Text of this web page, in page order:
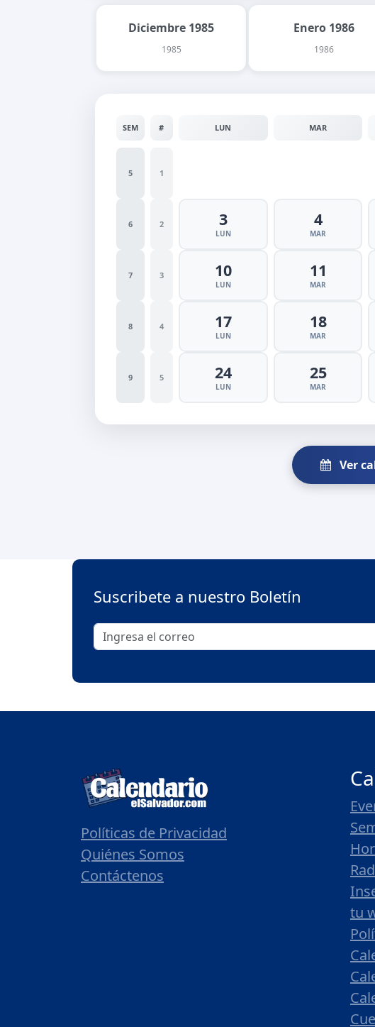
Diciembre 1985
1985
Enero 1986
1986
SEM # LUN MAR
5 1
6 2 3
LUN
4
MAR
7 3 10
LUN
11
MAR
8 4 17
LUN
18
MAR
9 5 24
LUN
25
MAR
Ver
Suscribete a nuestro Boletín
Políticas de Privacidad
Quiénes Somos
Contáctenos
tu